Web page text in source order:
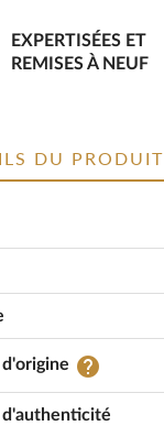
EXPERTISÉES ET
REMISES À NEUF
DU PRODUIT
help